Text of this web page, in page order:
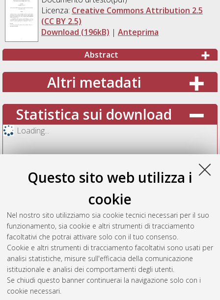
Questo sito web utilizza i
cookie
Nel nostro sito utilizziamo sia cookie tecnici necessari per il suo
funzionamento, sia cookie e altri strumenti di tracciamento
facoltativi che potrai attivare solo con il tuo consenso.
Cookie e altri strumenti di tracciamento facoltativi sono usati per
analisi statistiche, misure sull'efficacia della comunicazione
istituzionale e analisi dei comportamenti degli utenti.
Se chiudi questo banner continuerai la navigazione solo con i
cookie necessari.
Licenza: Creative Commons Attribution 2.5
(CC BY 2.5)
Download (196kB) | Anteprima
Abstract
Altri metadati
Statistica sui download
Loading...
Vedi altre statistiche
Gestione del documento: